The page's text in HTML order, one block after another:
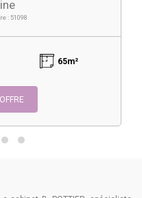
: 51098
65m²